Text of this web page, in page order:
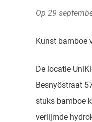
Op 29
Kunst bamboe
De locatie
Besnyöstraat
stuks bamboe
verlijmde